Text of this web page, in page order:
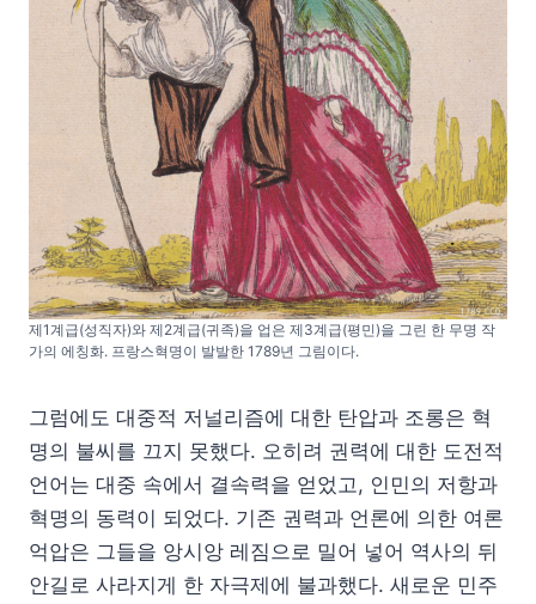
제1계급(성직자)와 제2계급(귀족)을 업은 제3계급(평민)을 그린 한 무명 작
가의 에칭화. 프랑스혁명이 발발한 1789년 그림이다.
그럼에도 대중적 저널리즘에 대한 탄압과 조롱은 혁
명의 불씨를 끄지 못했다. 오히려 권력에 대한 도전적
언어는 대중 속에서 결속력을 얻었고, 인민의 저항과
혁명의 동력이 되었다. 기존 권력과 언론에 의한 여론
억압은 그들을 앙시앙 레짐으로 밀어 넣어 역사의 뒤
안길로 사라지게 한 자극제에 불과했다. 새로운 민주